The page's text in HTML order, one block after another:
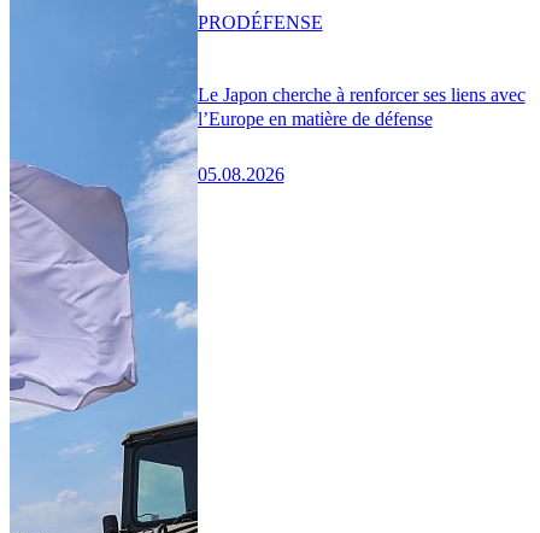
Le Japon cherche à renforcer ses liens avec
l’Europe en matière de défense
05.08.2026
PRODÉFENSE